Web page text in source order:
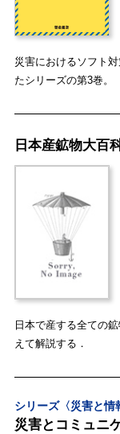
災害におけるソフト
たシリーズの第3巻。
日本産鉱物大百
日本で産する全ての
えて解説する．
シリーズ〈災害と情
災害とコミュニ